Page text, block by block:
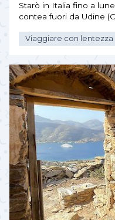
Starò in Italia fino a
contea fuori da Udine
Viaggiare con lentezza